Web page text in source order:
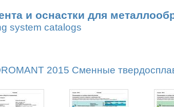
и оснастки для
system catalogs
2015 Сменные